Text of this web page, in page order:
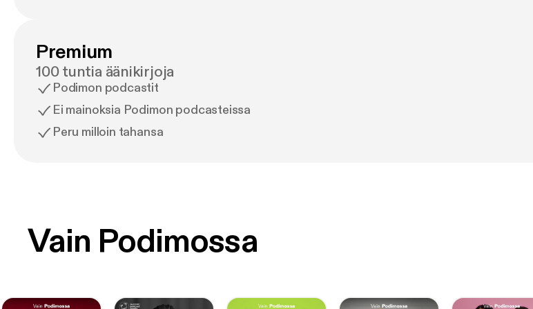
Premium
100 tuntia äänikirjoja
Podimon podcastit
Ei mainoksia Podimon podcasteissa
Peru milloin tahansa
Vain Podimossa